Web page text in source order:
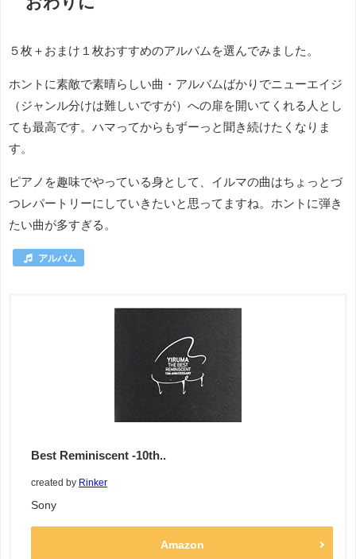
５枚＋おまけ１枚おすすめのアルバムを選んでみました。
ホントに素敵で素晴らしい曲・アルバムばかりでニューエイジ
（ジャンル分けは難しいですが）への扉を開いてくれる人とし
ても最高です。ハマってからもずーっと聞き続けたくなりま
す。
ピアノを趣味でやっている身として、イルマの曲はちょっとづ
つレパートリーにしていきたいと思ってますね。ホントに弾き
たい曲が多すぎる。
アルバム
Best Reminiscent -10th..
created by Rinker
Sony
Amazon